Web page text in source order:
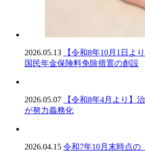
2026.05.13
【令和8年10月1日よ
国民年金保険料免除措置の創設
2026.05.07
【令和8年4月より】
が努力義務化
2026.04.15 令和7年10月末時点の